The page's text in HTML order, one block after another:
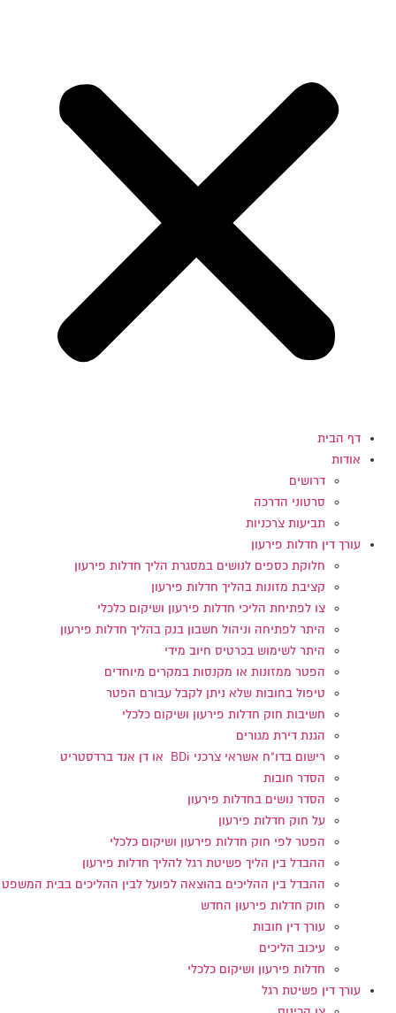
דף הבית
אודות
דרושים
סרטוני הדרכה
תביעות צרכניות
עורך דין חדלות פירעון
חלוקת כספים לנושים במסגרת הליך חדלות פירעון
קציבת מזונות בהליך חדלות פירעון
צו לפתיחת הליכי חדלות פירעון ושיקום כלכלי
היתר לפתיחה וניהול חשבון בנק בהליך חדלות פירעון
היתר לשימוש בכרטיס חיוב מידי
הפטר ממזונות או מקנסות במקרים מיוחדים
טיפול בחובות שלא ניתן לקבל עבורם הפטר
חשיבות חוק חדלות פירעון ושיקום כלכלי
הגנת דירת מגורים
רישום בדו"ח אשראי צרכני BDi או דן אנד ברדסטריט
הסדר חובות
הסדר נושים בחדלות פירעון
על חוק חדלות פירעון
הפטר לפי חוק חדלות פירעון ושיקום כלכלי
ההבדל בין הליך פשיטת רגל להליך חדלות פירעון
ההבדל בין ההליכים בהוצאה לפועל לבין ההליכים בבית המשפט
חוק חדלות פירעון החדש
עורך דין חובות
עיכוב הליכים
חדלות פירעון ושיקום כלכלי
עורך דין פשיטת רגל